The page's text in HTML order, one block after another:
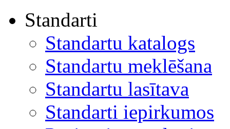
Standarti
Standartu katalogs
Standartu meklēšana
Standartu lasītava
Standarti iepirkumos